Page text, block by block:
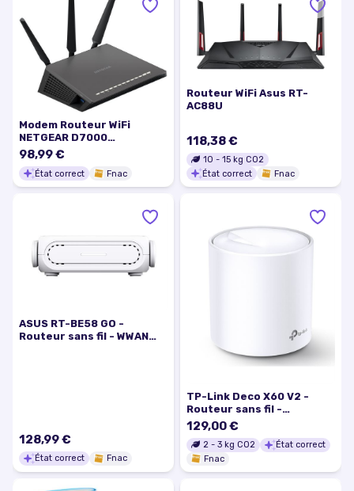
Modem Routeur WiFi
NETGEAR D7000
Nighthawk AC1900 Dual
Band Gigabit VDSL et ADSL
98,99 €
État correct Fnac
Routeur WiFi Asus RT-
AC88U
118,38 €
10 - 15 kg CO2
État correct
Fnac
ASUS RT-BE58 GO -
Routeur sans fil - WWAN
128,99 €
État correct Fnac
TP-Link Deco X60 V2 -
Routeur sans fil -
commutateur 2 ports -
GigE - ports WAN : 2 -
802.11a/b/g/n/ac/ax - Bi-
bande
129,00 €
2 - 3 kg CO2
État correct
Fnac